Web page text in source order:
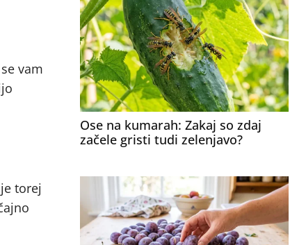
vam
torej
Ose na kumarah: Zakaj so zdaj
začele gristi tudi zelenjavo?